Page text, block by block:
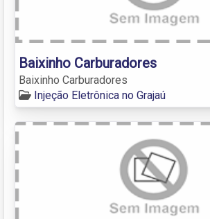
Baixinho Carburadores
Baixinho Carburadores
Injeção Eletrônica no Grajaú